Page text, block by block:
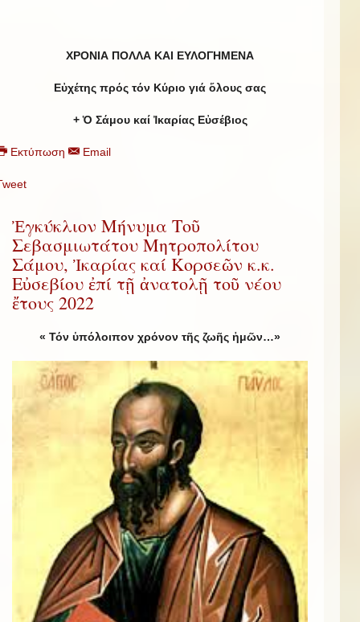
ΧΡΟΝΙΑ ΠΟΛΛΑ ΚAΙ ΕΥΛΟΓΗΜΕΝΑ
Εὐχέτης πρός τόν Κύριο γιά ὅλους σας
+ Ὁ Σάμου καί Ἰκαρίας Εὐσέβιος
Εκτύπωση Email
Ἐγκύκλιον Μήνυμα Τοῦ
Σεβασμιωτάτου Μητροπολίτου
Σάμου, Ἰκαρίας καί Κορσεῶν κ.κ.
Εὐσεβίου ἐπί τῇ ἀνατολῇ τοῦ νέου
ἔτους 2022
« Τόν ὑπόλοιπον χρόνον τῆς ζωῆς ἡμῶν…»